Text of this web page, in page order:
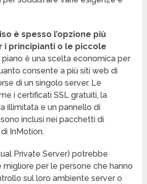
è spesso l’opzione più
i principianti o le piccole
è una scelta economica per
consente a più siti web di
di un singolo server. Le
i certificati SSL gratuiti, la
illimitata e un pannello di
inclusi nei pacchetti di
InMotion.
Private Server) potrebbe
migliore per le persone che hanno
sul loro ambiente server o